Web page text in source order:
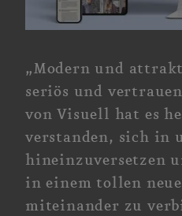
„Modern und
seriös und
von Visuell hat es
verstanden, sich in
hineinzuversetzen
in einem tollen
miteinander zu